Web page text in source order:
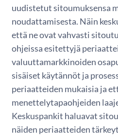
uudistetut sitoumuksensa
noudattamisesta. Näin
että ne ovat vahvasti
ohjeissa esitettyjä
valuuttamarkkinoiden
sisäiset käytännöt ja
periaatteiden mukaisia ja
menettelytapaohjeiden
Keskuspankit haluavat
näiden periaatteiden